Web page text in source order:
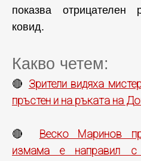
показва отрицателен
ковид.
Какво четем:
🔴 Зрители видяха
пръстен и на ръката на
🔴 Веско Маринов
измама е направил